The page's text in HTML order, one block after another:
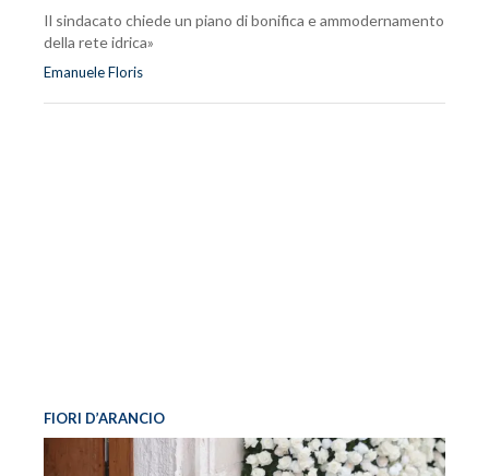
Il sindacato chiede un piano di bonifica e ammodernamento
della rete idrica»
Emanuele Floris
FIORI D’ARANCIO